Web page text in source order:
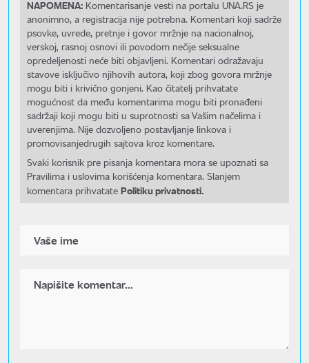
NAPOMENA: Komentarisanje vesti na portalu UNA.RS je
anonimno, a registracija nije potrebna. Komentari koji sadrže
psovke, uvrede, pretnje i govor mržnje na nacionalnoj,
verskoj, rasnoj osnovi ili povodom nečije seksualne
opredeljenosti neće biti objavljeni. Komentari odražavaju
stavove isključivo njihovih autora, koji zbog govora mržnje
mogu biti i krivično gonjeni. Kao čitatelj prihvatate
mogućnost da među komentarima mogu biti pronađeni
sadržaji koji mogu biti u suprotnosti sa Vašim načelima i
uverenjima. Nije dozvoljeno postavljanje linkova i
promovisanjedrugih sajtova kroz komentare.
Svaki korisnik pre pisanja komentara mora se upoznati sa
Pravilima i uslovima korišćenja komentara. Slanjem
komentara prihvatate Politiku privatnosti.